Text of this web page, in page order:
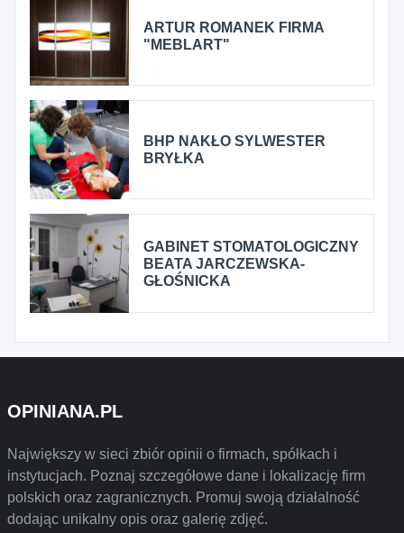
ARTUR ROMANEK FIRMA
"MEBLART"
BHP NAKŁO SYLWESTER
BRYŁKA
GABINET STOMATOLOGICZNY
BEATA JARCZEWSKA-
GŁOŚNICKA
OPINIANA.PL
Największy w sieci zbiór opinii o firmach, spółkach i
instytucjach. Poznaj szczegółowe dane i lokalizację firm
polskich oraz zagranicznych. Promuj swoją działalność
dodając unikalny opis oraz galerię zdjęć.